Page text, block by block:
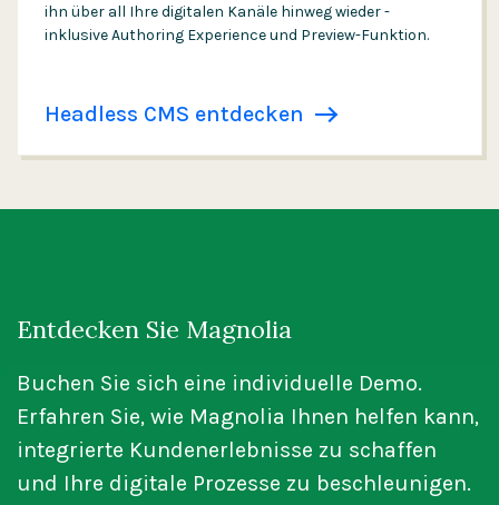
ihn über all Ihre digitalen Kanäle hinweg wieder -
inklusive Authoring Experience und Preview-Funktion.
Headless CMS entdecken
Entdecken Sie Magnolia
Buchen Sie sich eine individuelle Demo.
Erfahren Sie, wie Magnolia Ihnen helfen kann,
integrierte Kundenerlebnisse zu schaffen
und Ihre digitale Prozesse zu beschleunigen.